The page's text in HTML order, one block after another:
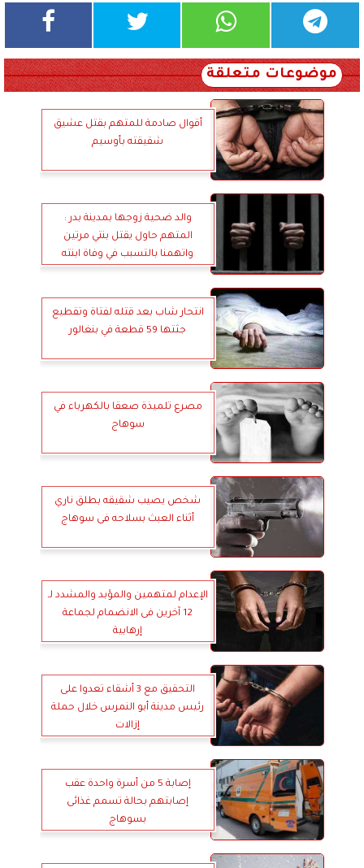
موضوعات متعلقة
أقوال صادمة للمتهم بقتل عشيق
شقيقته بأوسيم
والد ضحية زوجها بمدينة بدر :
المتهم حاول يقتل بنتي مرتين
واتهمنا بالتسبب في وفاة ابنته
انتحار شاب بعد قتله لفتاة وتقطيع
جثتها 59 قطعة في بنغالور
مصرع تلميذة صعقا بالكهرباء في
سوهاج
شخص يصيب شقيقه بطلق ناري
أثناء العبث بسلاحه فى سوهاج
الإعدام لمتهمين والمؤبد والمشدد لـ
12 آخرين فى الانضمام لجماعة
إرهابية
التحقيق مع 3 أشقاء تعدوا على
رئيس مدينة أبو النمرس خلال حملة
إزالات
إصابة 5 من أسرة واحدة عقب
إصابتهم بحالة تسمم غذائى
بسوهاج